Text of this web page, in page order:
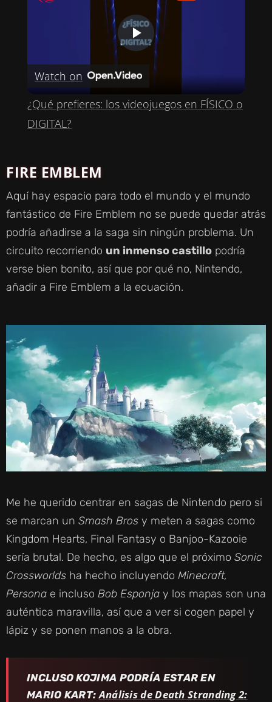
P
V
I
D
Watch on
¿Qué prefieres: los videojuegos en FÍSICO o
DIGITAL?
FIRE EMBLEM
Aquí hay espacio para todo el mundo y el mundo
fantástico de Fire Emblem no se puede quedar atrás
podría añadirse a la saga sin ningún problema. Un
circuito recorriendo un inmenso castillo podría
verse bien bonito, así que por qué no, Nintendo,
añadir a Fire Emblem a la ecuación.
Me he querido centrar en sagas de Nintendo pero si
se marcan un Smash Bros y meten a sagas como
Kingdom Hearts, Final Fantasy o Banjoo-Kazooie
sería brutal. De hecho, es algo que el próximo Sonic
Crossworlds ha hecho incluyendo Minecraft,
Persona e incluso Bob Esponja y los mapas son una
auténtica maravilla, así que a ver si cogen papel y
lápiz y se ponen manos a la obra.
INCLUSO KOJIMA PODRÍA ESTAR EN
MARIO KART:Análisis de Death Stranding 2: